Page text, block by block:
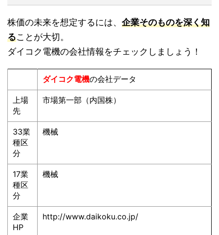
株価の未来を想定するには、 企業そのものを深く知
ることが大切。
ダイコク電機の会社情報をチェックしましょう！
ダイコク電機の会社データ
上場
先
市場第一部（内国株）
33業
種区
分
機械
17業
種区
分
機械
企業
HP
http://www.daikoku.co.jp/